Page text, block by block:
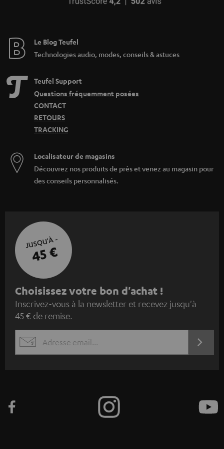
Le Blog Teufel
Technologies audio, modes, conseils & astuces
Teufel Support
Questions fréquemment posées
CONTACT
RETOURS
TRACKING
Localisateur de magasins
Découvrez nos produits de près et venez au magasin pour
des conseils personnalisés.
JUSQU'À -
45 €
I
n
s
c
r
z
Choisissez votre bon d'achat !
Inscrivez-vous à la newsletter et recevez jusqu'à
45 € de remise.
EMAIL